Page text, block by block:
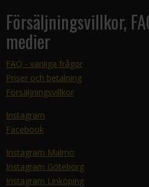
Försäljningsvillkor,
medier
FAQ - vanliga frågor
Priser och betalning
Försäljningsvillkor
Instagram
Facebook
Instagram Malmö
Instagram Göteborg
Instagram Linköping